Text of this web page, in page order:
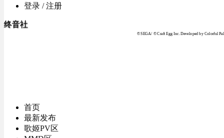
登录 / 注册
终音社
© SEGA / © Craft Egg Inc. Developed by Colorful
首页
最新发布
歌姬PV区